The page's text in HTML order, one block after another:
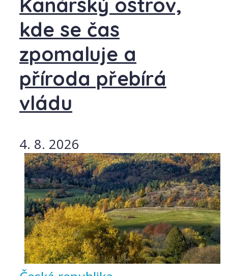
Kanárský ostrov,
kde se čas
zpomaluje a
příroda přebírá
vládu
4. 8. 2026